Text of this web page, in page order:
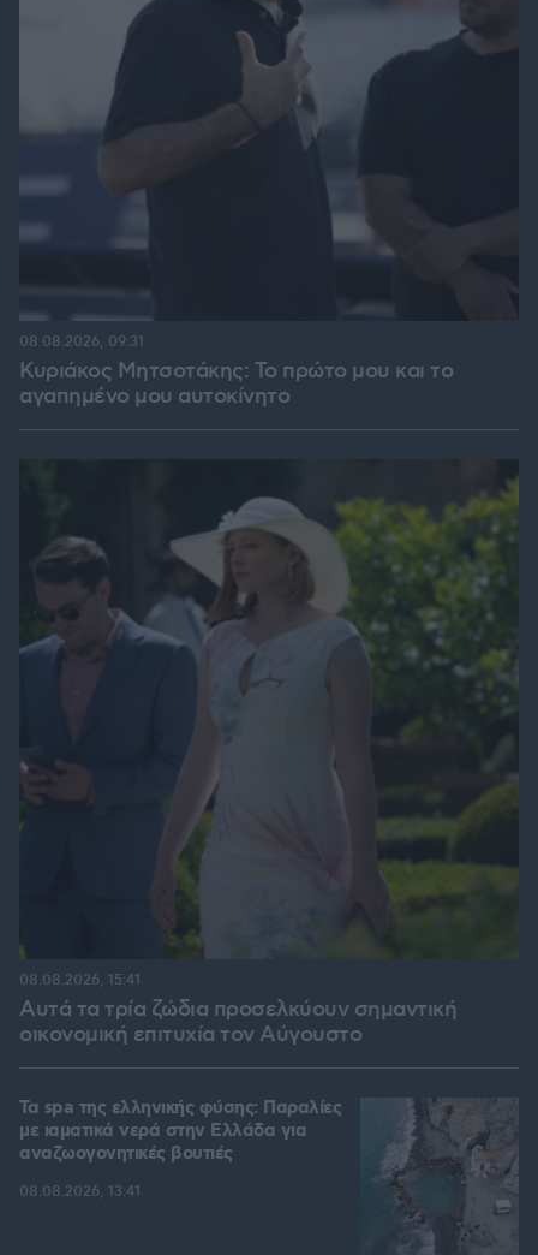
Κυριάκος Μητσοτάκης: Το πρώτο μου και το
αγαπημένο μου αυτοκίνητο
08.08.2026, 09:31
Αυτά τα τρία ζώδια προσελκύουν σημαντική
οικονομική επιτυχία τον Αύγουστο
08.08.2026, 15:41
Τα spa της ελληνικής φύσης: Παραλίες
με ιαματικά νερά στην Ελλάδα για
αναζωογονητικές βουτιές
08.08.2026, 13:41